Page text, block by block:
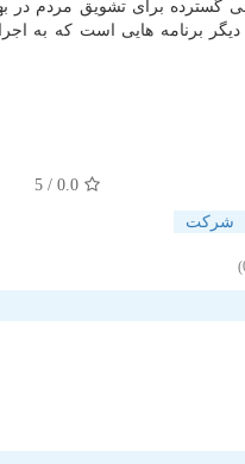
گسترده برای تشویق مردم در
برنامه هایی است که به اجرا
0.0
/ 5
شركت